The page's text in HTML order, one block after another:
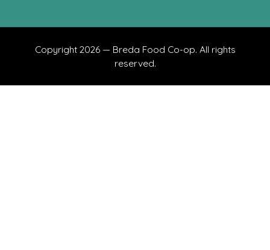
Copyright 2026 — Breda Food Co-op. All rights
reserved.